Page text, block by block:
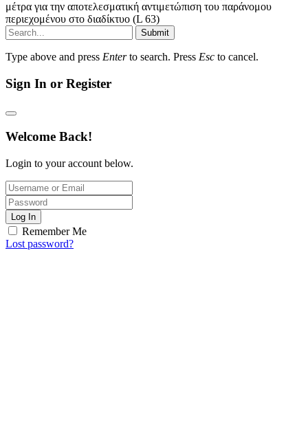
μέτρα για την αποτελεσματική αντιμετώπιση του παράνομου
περιεχομένου στο διαδίκτυο (L 63)
Submit
Type above and press Enterto search. Press Esc to cancel.
Sign In or Register
Welcome Back!
Login to your account below.
Log In
Remember Me
Lost password?